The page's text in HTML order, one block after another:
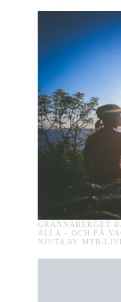
GRÄNNABERGET
ALLA – OCH PÅ
NJUTA AV MTB-